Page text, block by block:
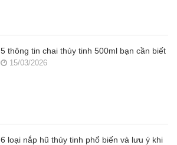
5 thông tin chai thủy tinh 500ml bạn cần biết
15/03/2026
6 loại nắp hũ thủy tinh phổ biến và lưu ý khi